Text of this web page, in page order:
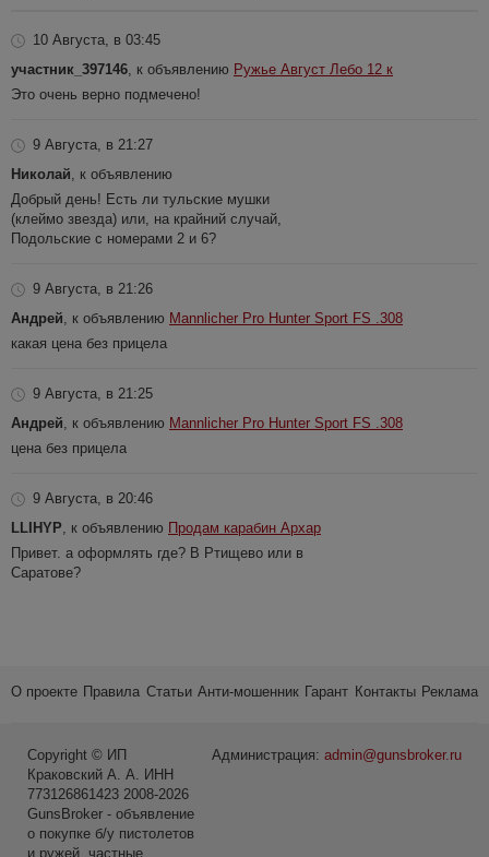
10 Августа, в 03:45
участник_397146, к объявлению Ружье Август Лебо 12 к
Это очень верно подмечено!
9 Августа, в 21:27
Николай, к объявлению
Добрый день! Есть ли тульские мушки
(клеймо звезда) или, на крайний случай,
Подольские с номерами 2 и 6?
9 Августа, в 21:26
Андрей, к объявлению Mannlicher Pro Hunter Sport FS .308
какая цена без прицела
9 Августа, в 21:25
Андрей, к объявлению Mannlicher Pro Hunter Sport FS .308
цена без прицела
9 Августа, в 20:46
LLIHYP, к объявлению Продам карабин Архар
Привет. а оформлять где? В Ртищево или в
Саратове?
О проекте Правила Статьи Анти-мошенник Гарант Контакты Реклама
Администрация: admin@gunsbroker.ru
Copyright © ИП
Краковский А. А. ИНН
773126861423 2008-2026
GunsBroker - объявление
о покупке б/у пистолетов
и ружей, частные